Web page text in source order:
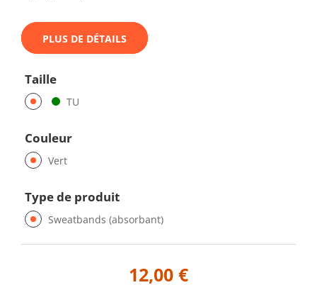
PLUS DE DÉTAILS
Taille
TU
Couleur
Vert
Type de produit
Sweatbands (absorbant)
12,00 €